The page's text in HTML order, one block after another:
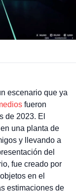
escenario que ya
fueron
de 2023. El
una planta de
y llevando a
del
fue creado por
en el
estimaciones de